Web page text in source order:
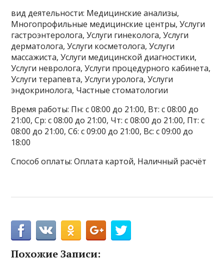
вид деятельности: Медицинские анализы,
Многопрофильные медицинские центры, Услуги
гастроэнтеролога, Услуги гинеколога, Услуги
дерматолога, Услуги косметолога, Услуги
массажиста, Услуги медицинской диагностики,
Услуги невролога, Услуги процедурного кабинета,
Услуги терапевта, Услуги уролога, Услуги
эндокринолога, Частные стоматологии
Время работы: Пн: с 08:00 до 21:00, Вт: с 08:00 до
21:00, Ср: с 08:00 до 21:00, Чт: с 08:00 до 21:00, Пт: с
08:00 до 21:00, Сб: с 09:00 до 21:00, Вс: с 09:00 до
18:00
Способ оплаты: Оплата картой, Наличный расчёт
Похожие Записи: